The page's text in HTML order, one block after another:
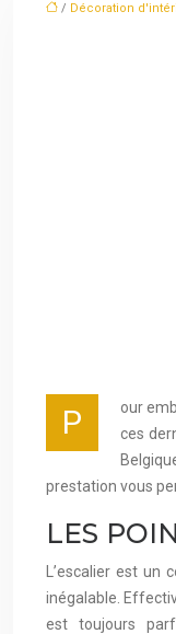
/ Décoration
P
our
ces
prestation vous
LES
L’escalier est
inégalable.
est toujours